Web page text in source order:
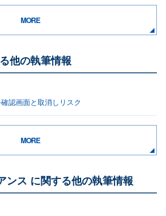
MORE
他の執筆情報
認画面と取消しリスク
MORE
ンス に関する他の執筆情報